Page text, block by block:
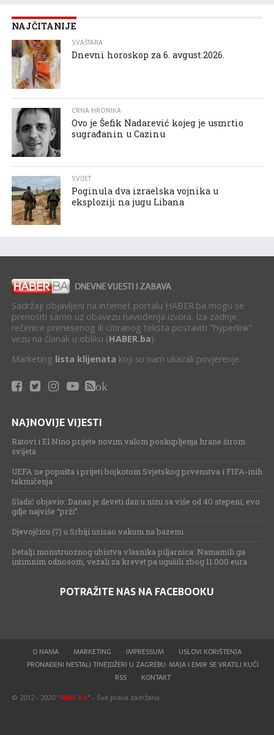
NAJČITANIJE
SVAŠTARA
Dnevni horoskop za 6. avgust.2026.
CRNA HRONIKA
Ovo je Šefik Nadarević kojeg je usmrtio
sugrađanin u Cazinu
SVIJET
Poginula dva izraelska vojnika u
eksploziji na jugu Libana
Sadržaji objavljeni na internet portalu HABER.ba mogu se
prenositi samo uz obavezu navođenja izvora. Iza zadnje
rečenice prenesenog ili citiranog teksta postaviti "hyperlink"
vezu na članak u obliku (HABER.ba).
Marketing lista klijenata koji su nam ukazali povjerenje.
ok
NAJNOVIJE VIJESTI
Ratovi i El Nino prijete novim valom poskupljenja hrane širom
svijeta
UEFA ne popušta i prijeti bojkotom Svjetskog prvenstva i FIFA-inih
takmičenja
Sladić objavio: Danas je deveti dan u nizu sa više od 40 stepeni, evo
gdje najviše “prži”
Djevojčicu (7) u Srbiji usisao vakum na bazenu
Detalji monstruoznog ubistva vlasnika piljarnica: Namamili ga
intimnim odnosom, vezali za krevet pa ugušili zbog 11.000 eura
POTRAŽITE NAS NA FACEBOOKU
O NAMA MARKETING IMPRESSUM
USLOVI KORIŠTENJA
PRONAĐENI NESTALI TINEJDŽERI U ZAGREBU: MAJA I EMIR SE VRATILI KUĆI
RSS
KONTAKT
© 2012 - 2020 "NMS.ba" - Sva prava zadržana.